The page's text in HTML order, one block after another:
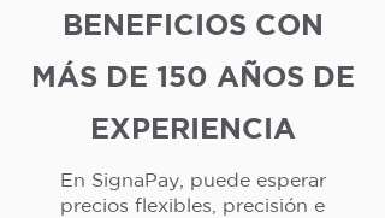
BENEFICIOS CON
MÁS DE 150 AÑOS DE
EXPERIENCIA
En SignaPay, puede esperar
precios flexibles, precisión e